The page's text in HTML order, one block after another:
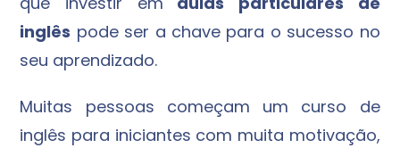
inglês pode ser a chave para o sucesso no
seu aprendizado.
Muitas pessoas começam um curso de
inglês para iniciantes com muita motivação,